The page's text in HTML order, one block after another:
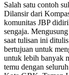
Salah satu contoh
Dilansir dari
komunitas JBP
sengaja.
saat tulisan ini
bertujuan untuk
untuk lebih banyak
temu dengan